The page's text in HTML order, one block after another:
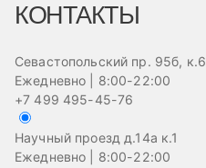
КОНТАКТЫ
Севастопольский пр. 95б, к.6
Ежедневно | 8:00-22:00
+7 499 495-45-76
Научный проезд д.14а к.1
Ежедневно | 8:00-22:00